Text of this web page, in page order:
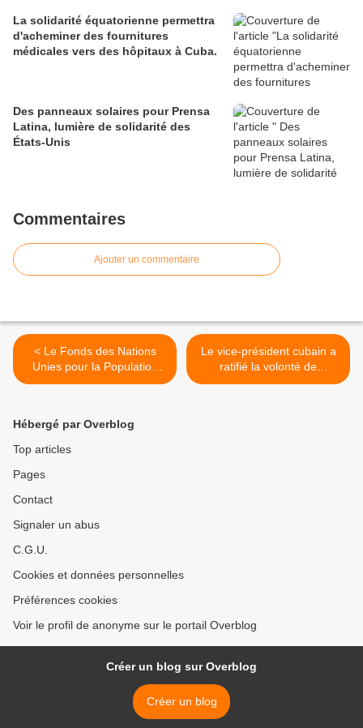
La solidarité équatorienne permettra
d'acheminer des fournitures
médicales vers des hôpitaux à Cuba.
Des panneaux solaires pour Prensa
Latina, lumière de solidarité des
États-Unis
Commentaires
Ajouter un commentaire
< Le Fonds des Nations
Unies pour la Population
annonce les projections
Le vice-président cubain a
ratifié la volonté de
renforcer les liens avec
Hébergé par Overblog
Top articles
Pages
Contact
Signaler un abus
C.G.U.
Cookies et données personnelles
Préférences cookies
Voir le profil de anonyme sur le portail Overblog
Créer un blog sur Overblog
Créer un blog